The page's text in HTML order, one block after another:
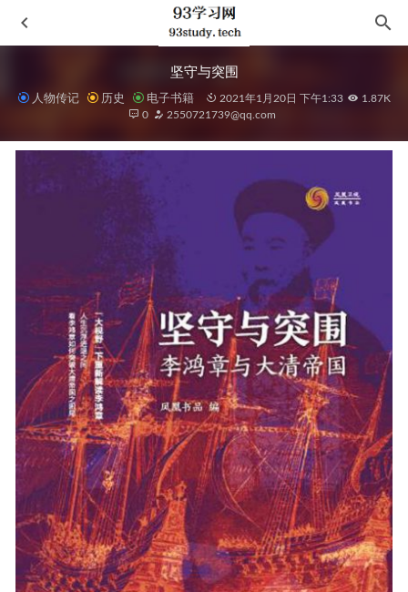
坚守与突围
人物传记 历史 电子书籍 2021年1月20日 下午1:33
1.87K
0
2550721739@qq.com
2021-08-18
中国民族史料汇编 2021-03-03
曾仕强详解道德经：德经 2022-02-13
冲浪板上的公司 2022-05-09